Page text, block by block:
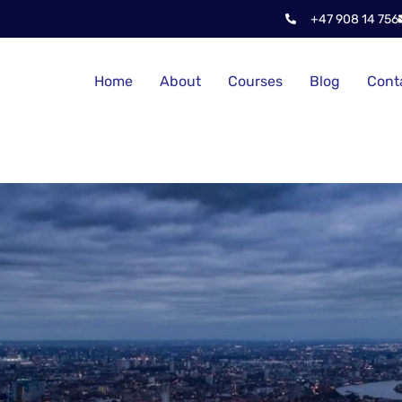
+47 908 14 756
Home About Courses Blog